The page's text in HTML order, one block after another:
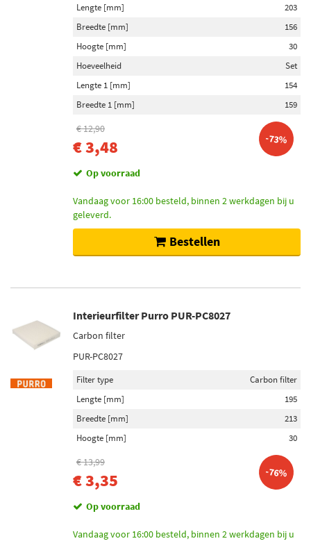
Lengte [mm]
203
Breedte [mm]
156
Hoogte [mm]
30
Hoeveelheid
Set
Lengte 1 [mm]
154
Breedte 1 [mm]
159
€ 12,90
€ 3,48 -73%
Op voorraad
Vandaag voor 16:00 besteld, binnen 2 werkdagen bij u
geleverd.
Bestellen
Interieurfilter Purro PUR-PC8027
Carbon filter
PUR-PC8027
Filter type
Carbon filter
Lengte [mm]
195
Breedte [mm]
213
Hoogte [mm]
30
€ 13,99
€ 3,35 -76%
Op voorraad
Vandaag voor 16:00 besteld, binnen 2 werkdagen bij u